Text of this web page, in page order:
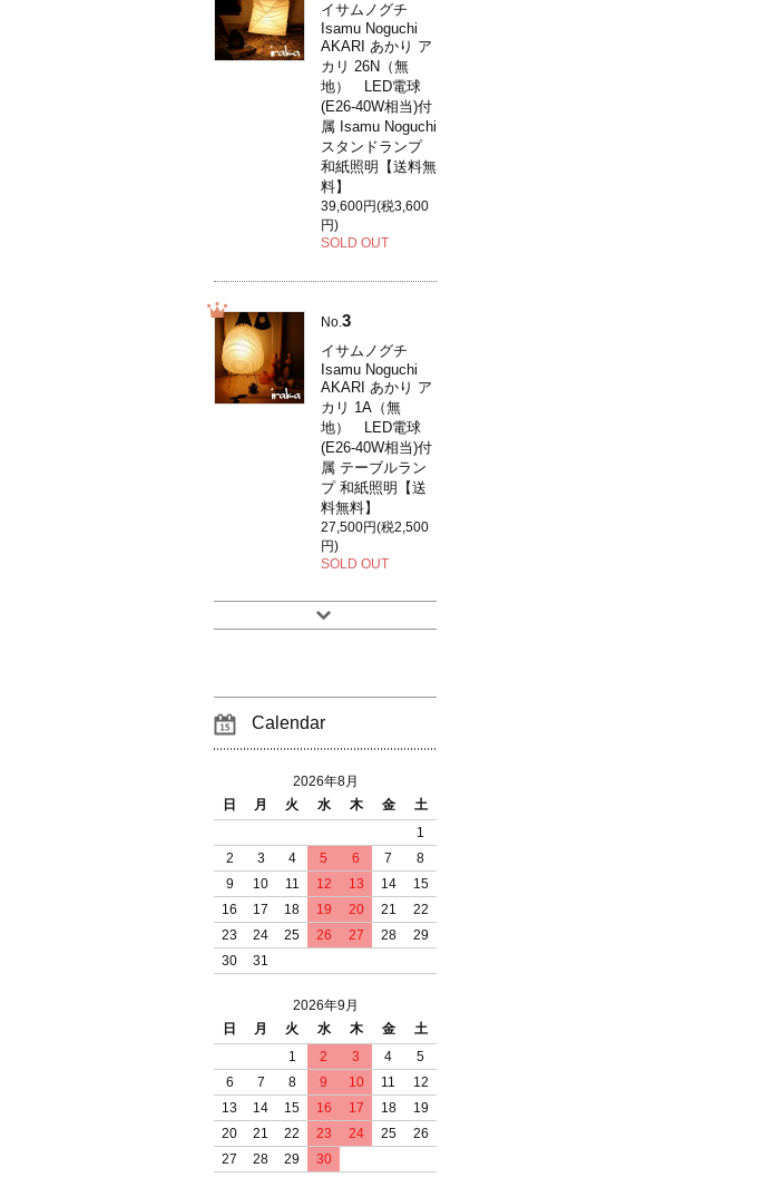
イサムノグチ
Isamu Noguchi
AKARI あかり ア
カリ 26N（無
地） LED電球
(E26-40W相当)付
属 Isamu Noguchi
スタンドランプ
和紙照明【送料無
料】
39,600円(税3,600
円)
SOLD OUT
No.3
イサムノグチ
Isamu Noguchi
AKARI あかり ア
カリ 1A（無
地） LED電球
(E26-40W相当)付
属 テーブルラン
プ 和紙照明【送
料無料】
27,500円(税2,500
円)
SOLD OUT
Calendar
2026年8月
日
月 火 水 木 金
土
1
2
3 4 5 6 7
8
9
10 11 12 13 14
15
16
17 18 19 20 21
22
23
24 25 26 27 28
29
30
31
2026年9月
日
月 火 水 木 金
土
1
2 3 4
5
6
7 8 9 10 11
12
13
14 15 16 17 18
19
20
21 22 23 24 25
26
27
28 29 30